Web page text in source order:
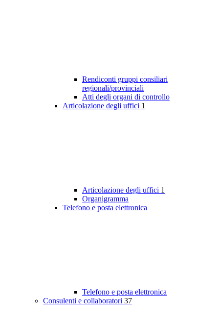
Rendiconti gruppi consiliari
regionali/provinciali
Atti degli organi di controllo
Articolazione degli uffici 1
Articolazione degli uffici 1
Organigramma
Telefono e posta elettronica
Telefono e posta elettronica
Consulenti e collaboratori 37